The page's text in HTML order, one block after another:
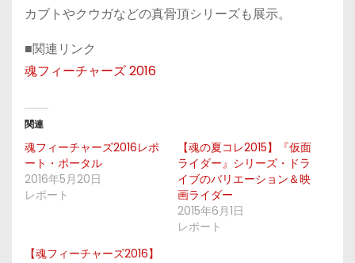
カブトやクウガなどの真骨頂シリーズも展示。
■関連リンク
魂フィーチャーズ 2016
関連
魂フィーチャーズ2016レポ
ート・ポータル
2016年5月20日
レポート
【魂の夏コレ2015】『仮面
ライダー』シリーズ・ドラ
イブのバリエーション＆映
画ライダー
2015年6月1日
レポート
【魂フィーチャーズ2016】